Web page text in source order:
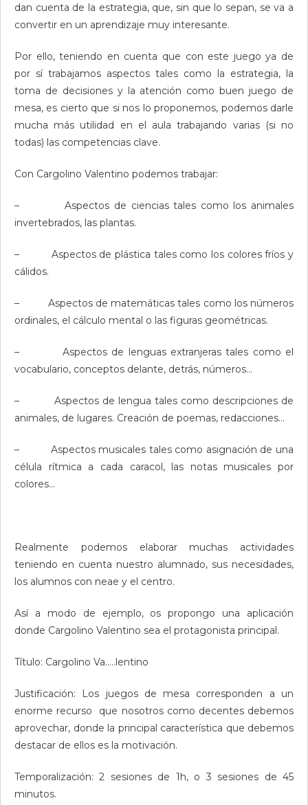
dan cuenta de la estrategia, que, sin que lo sepan, se va a
convertir en un aprendizaje muy interesante.
Por ello, teniendo en cuenta que con este juego ya de
por sí trabajamos aspectos tales como la estrategia, la
toma de decisiones y la atención como buen juego de
mesa, es cierto que si nos lo proponemos, podemos darle
mucha más utilidad en el aula trabajando varias (si no
todas) las competencias clave.
Con Cargolino Valentino podemos trabajar:
– Aspectos de ciencias tales como los animales
invertebrados, las plantas.
– Aspectos de plástica tales como los colores fríos y
cálidos.
– Aspectos de matemáticas tales como los números
ordinales, el cálculo mental o las figuras geométricas.
– Aspectos de lenguas extranjeras tales como el
vocabulario, conceptos delante, detrás, números…
– Aspectos de lengua tales como descripciones de
animales, de lugares. Creación de poemas, redacciones…
– Aspectos musicales tales como asignación de una
célula rítmica a cada caracol, las notas musicales por
colores…
Realmente podemos elaborar muchas actividades
teniendo en cuenta nuestro alumnado, sus necesidades,
los alumnos con neae y el centro.
Así a modo de ejemplo, os propongo una aplicación
donde Cargolino Valentino sea el protagonista principal.
Título: Cargolino Va…..lentino
Justificación: Los juegos de mesa corresponden a un
enorme recurso que nosotros como decentes debemos
aprovechar, donde la principal característica que debemos
destacar de ellos es la motivación.
Temporalización: 2 sesiones de 1h, o 3 sesiones de 45
minutos.